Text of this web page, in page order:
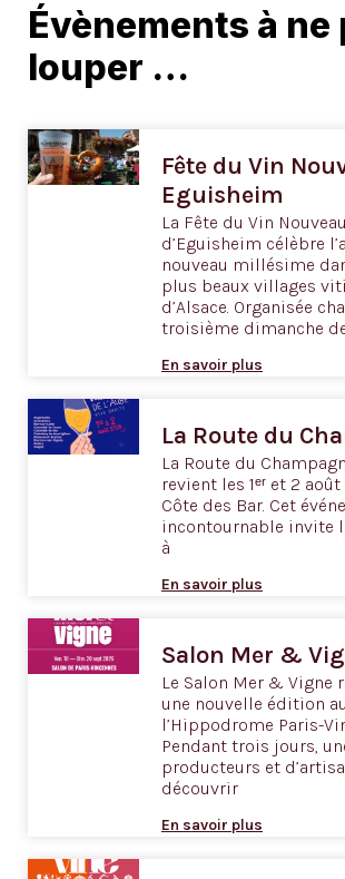
Évènements à ne
louper …
Fête du Vin
Eguisheim
La Fête du Vin Nouveau
d’Eguisheim célèbre
nouveau millésime
plus beaux villages
d’Alsace. Organisée
troisième dimanche
En savoir plus
La Route du
La Route du
revient les 1ᵉʳ et 2
Côte des Bar. Cet
incontournable invite
à
En savoir plus
Salon Mer &
Le Salon Mer & Vigne
une nouvelle édition
l’Hippodrome Paris-
Pendant trois jours,
producteurs et
découvrir
En savoir plus